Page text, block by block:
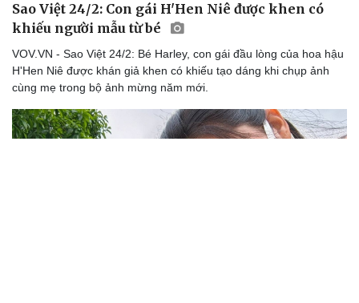
Sao Việt 24/2: Con gái H'Hen Niê được khen có
khiếu người mẫu từ bé
VOV.VN - Sao Việt 24/2: Bé Harley, con gái đầu lòng của hoa hậu
H'Hen Niê được khán giả khen có khiếu tạo dáng khi chụp ảnh
cùng mẹ trong bộ ảnh mừng năm mới.